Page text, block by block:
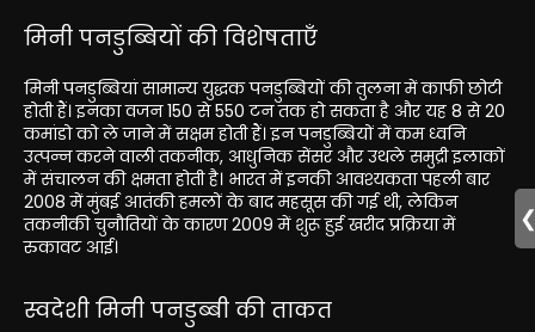
मिनी पनडुब्बियों की विशेषताएँ
मिनी पनडुब्बियां सामान्य युद्धक पनडुब्बियों की तुलना में काफी छोटी
होती हैं। इनका वजन 150 से 550 टन तक हो सकता है और यह 8 से 20
कमांडो को ले जाने में सक्षम होती हैं। इन पनडुब्बियों में कम ध्वनि
उत्पन्न करने वाली तकनीक, आधुनिक सेंसर और उथले समुद्री इलाकों
में संचालन की क्षमता होती है। भारत में इनकी आवश्यकता पहली बार
2008 में मुंबई आतंकी हमलों के बाद महसूस की गई थी, लेकिन
तकनीकी चुनौतियों के कारण 2009 में शुरू हुई खरीद प्रक्रिया में
रुकावट आई।
स्वदेशी मिनी पनडुब्बी की ताकत